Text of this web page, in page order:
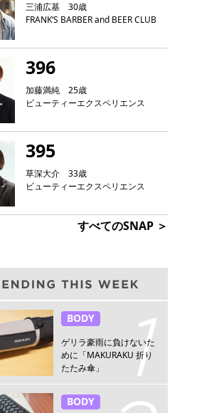
三浦広基 30歳
FRANK‘S BARBER and BEER CLUB
396
加藤満純 25歳
ビューティーエクスペリエンス
395
草深大介 33歳
ビューティーエクスペリエンス
すべてのSNAP ＞
BODY
ゲリラ豪雨に負けないた
めに「MAKURAKU 折り
たたみ傘」
BODY